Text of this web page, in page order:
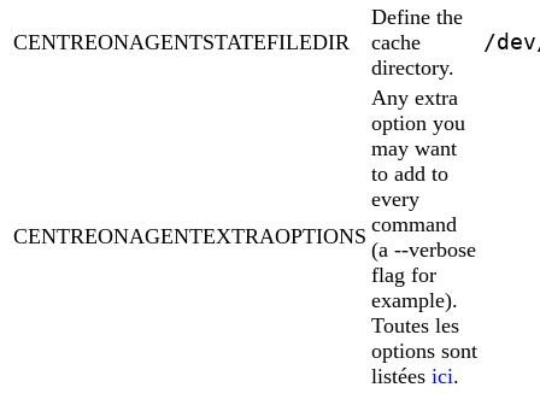
CENTREONAGENTSTATEFILEDIR
Define the
cache
directory.
/
CENTREONAGENTEXTRAOPTIONS
Any extra
option you
may want
to add to
every
command
(a --verbose
flag for
example).
Toutes les
options sont
listées ici.